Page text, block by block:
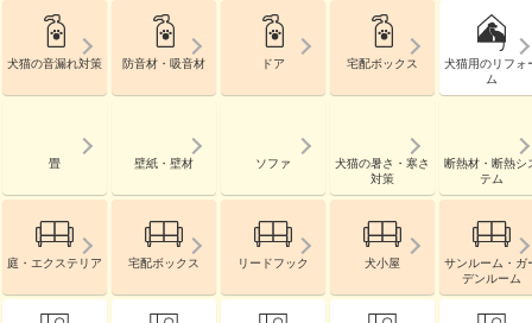
犬猫の音漏れ対策 防音材・吸音材 ドア 宅配ボックス
犬猫用のリフォ
ム
畳 壁紙・壁材 ソファ
犬猫の暑さ・寒さ
対策
断熱材・断熱シ
テム
庭・エクステリア 宅配ボックス リードフック 犬小屋
サンルーム・ガ
デンルーム